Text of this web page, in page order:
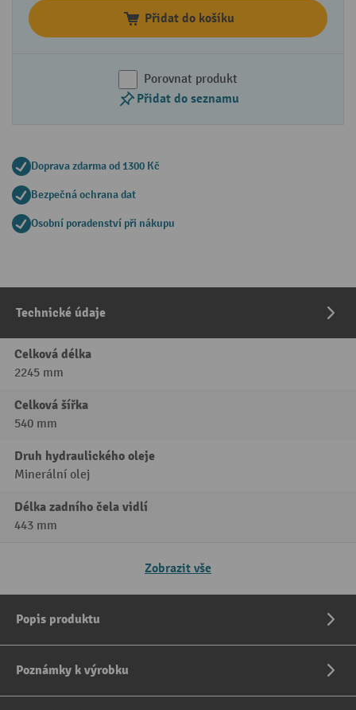
Přidat do košíku
Porovnat produkt
Přidat do seznamu
Doprava zdarma od 1300 Kč
Bezpečná ochrana dat
Osobní poradenství při nákupu
Technické údaje
Celková délka
2245 mm
Celková šířka
540 mm
Druh hydraulického oleje
Minerální olej
Délka zadního čela vidlí
443 mm
Zobrazit vše
Popis produktu
Poznámky k výrobku